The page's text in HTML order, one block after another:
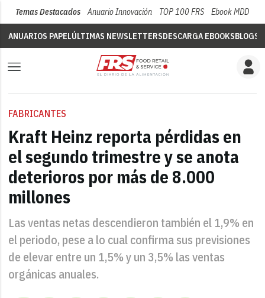
Temas Destacados Anuario Innovación TOP 100 FRS Ebook MDD
ANUARIOS PAPELÚLTIMAS NEWSLETTERSDESCARGA EBOOKSBLOGS
FABRICANTES
Kraft Heinz reporta pérdidas en
el segundo trimestre y se anota
deterioros por más de 8.000
millones
Las ventas netas descendieron también el 1,9% en
el periodo, pese a lo cual confirma sus previsiones
de elevar entre un 1,5% y un 3,5% las ventas
orgánicas anuales.